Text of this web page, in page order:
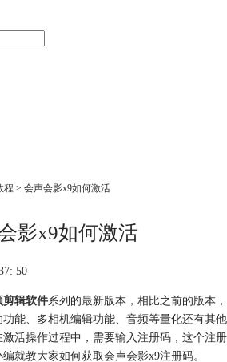
程 > 会声会影x9如何激活
影x9如何激活
50
剪辑软件系列的最新版本，相比之前的版本，
能、多相机编辑功能、音频等量化还有其他
活操作过程中，需要输入注册码，这个注册
就教大家如何获取会声会影x9注册码。